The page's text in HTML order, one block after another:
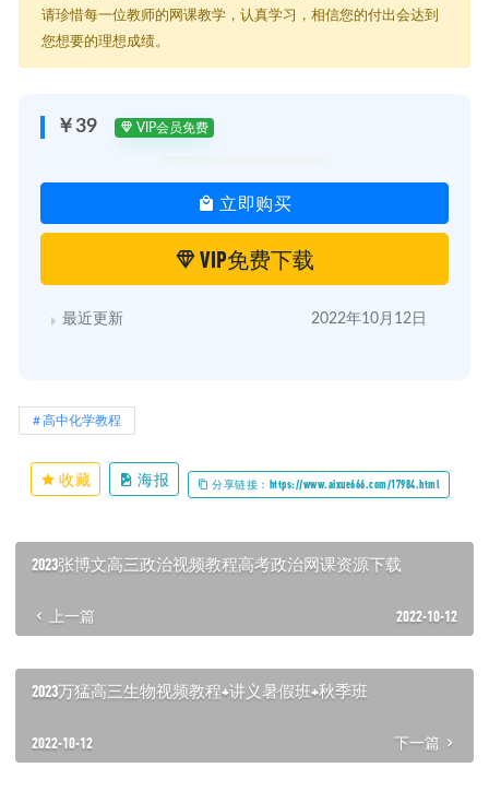
请珍惜每一位教师的网课教学，认真学习，相信您的付出会达到
您想要的理想成绩。
￥39 VIP会员免费
立即购买
VIP免费下载
最近更新 2022年10月12日
高中化学教程
收藏 海报 分享链接：https://www.aixue666.com/17984.html
2023张博文高三政治视频教程高考政治网课资源下载
上一篇 2022-10-12
2023万猛高三生物视频教程+讲义暑假班+秋季班
2022-10-12 下一篇